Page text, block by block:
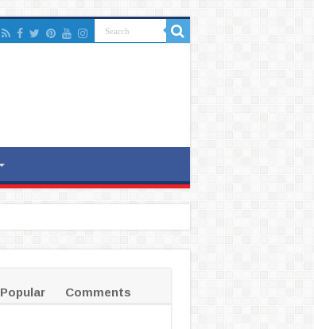
Popular
Comments